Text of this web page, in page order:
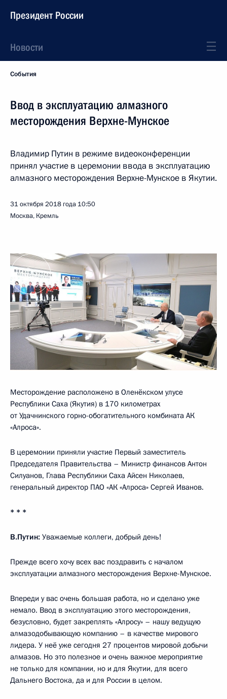
Президент России
Новости
События
Ввод в эксплуатацию алмазного
месторождения Верхне-Мунское
Владимир Путин в режиме видеоконференции
принял участие в церемонии ввода в эксплуатацию
алмазного месторождения Верхне-Мунское в Якутии.
31 октября 2018 года 10:50
Москва, Кремль
Месторождение расположено в Оленёкском улусе
Республики Саха (Якутия) в 170 километрах
от Удачнинского горно-обогатительного комбината АК
«Алроса».
В церемонии приняли участие Первый заместитель
Председателя Правительства – Министр финансов Антон
Силуанов, Глава Республики Саха Айсен Николаев,
генеральный директор ПАО «АК «Алроса» Сергей Иванов.
* * *
В.Путин: Уважаемые коллеги, добрый день!
Прежде всего хочу всех вас поздравить с началом
эксплуатации алмазного месторождения Верхне-Мунское.
Впереди у вас очень большая работа, но и сделано уже
немало. Ввод в эксплуатацию этого месторождения,
безусловно, будет закреплять «Алросу» – нашу ведущую
алмазодобывающую компанию – в качестве мирового
лидера. У неё уже сегодня 27 процентов мировой добычи
алмазов. Но это полезное и очень важное мероприятие
не только для компании, но и для Якутии, для всего
Дальнего Востока, да и для России в целом.